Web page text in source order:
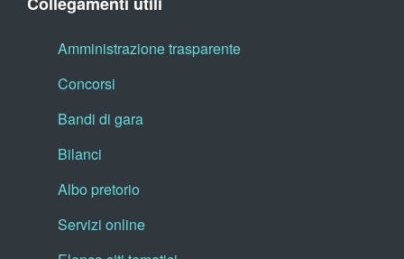
Amministrazione trasparente
Concorsi
Bandi di gara
Bilanci
Albo pretorio
Servizi online